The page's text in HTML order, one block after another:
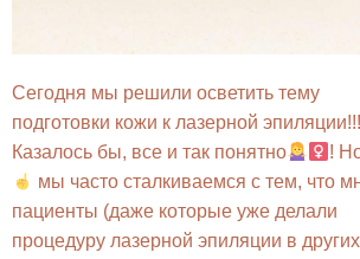
Сегодня мы решили осветить тему
подготовки кожи к лазерной эпиляции!!!
Казалось бы, все и так понятно
!
мы часто сталкиваемся с тем, что
пациенты (даже которые уже делали
процедуру лазерной эпиляции в других